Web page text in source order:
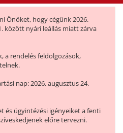
Önöket, hogy cégünk 2026.
között nyári leállás miatt zárva
a rendelés feldolgozások,
nap: 2026. augusztus 24.
és ügyintézési igényeiket a fenti
előre tervezni.